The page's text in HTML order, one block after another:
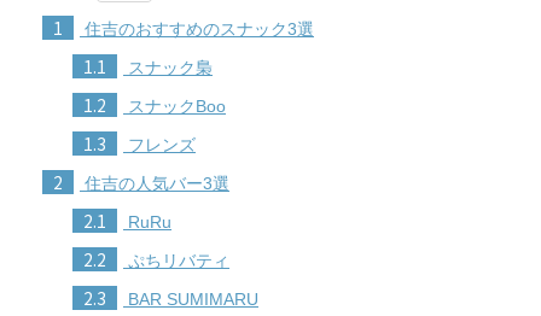
1 住吉のおすすめのスナック3選
1.1 スナック梟
1.2 スナックBoo
1.3 フレンズ
2 住吉の人気バー3選
2.1 RuRu
2.2 ぷちリバティ
2.3 BAR SUMIMARU